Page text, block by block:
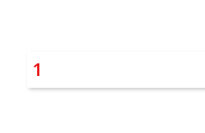
1